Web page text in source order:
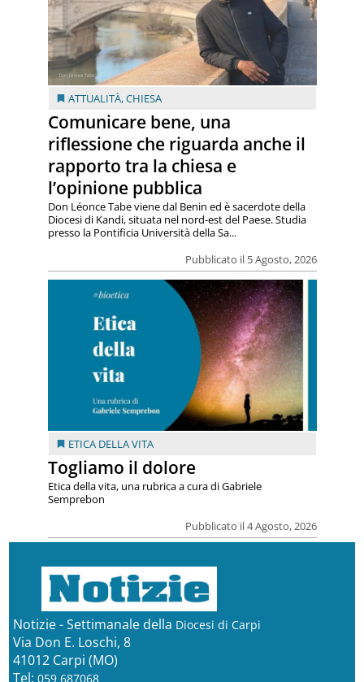
ATTUALITÀ,CHIESA
Comunicare bene, una
riflessione che riguarda anche il
rapporto tra la chiesa e
l’opinione pubblica
Pubblicato il 5 Agosto, 2026
Don Léonce Tabe viene dal Benin ed è sacerdote della
Diocesi di Kandi, situata nel nord-est del Paese. Studia
presso la Pontificia Università della Sa...
ETICA DELLA VITA
Togliamo il dolore
Pubblicato il 4 Agosto, 2026
Etica della vita, una rubrica a cura di Gabriele
Semprebon
Notizie - Settimanale della Diocesi di Carpi
Via Don E. Loschi, 8
41012 Carpi (MO)
Tel: 059 687068